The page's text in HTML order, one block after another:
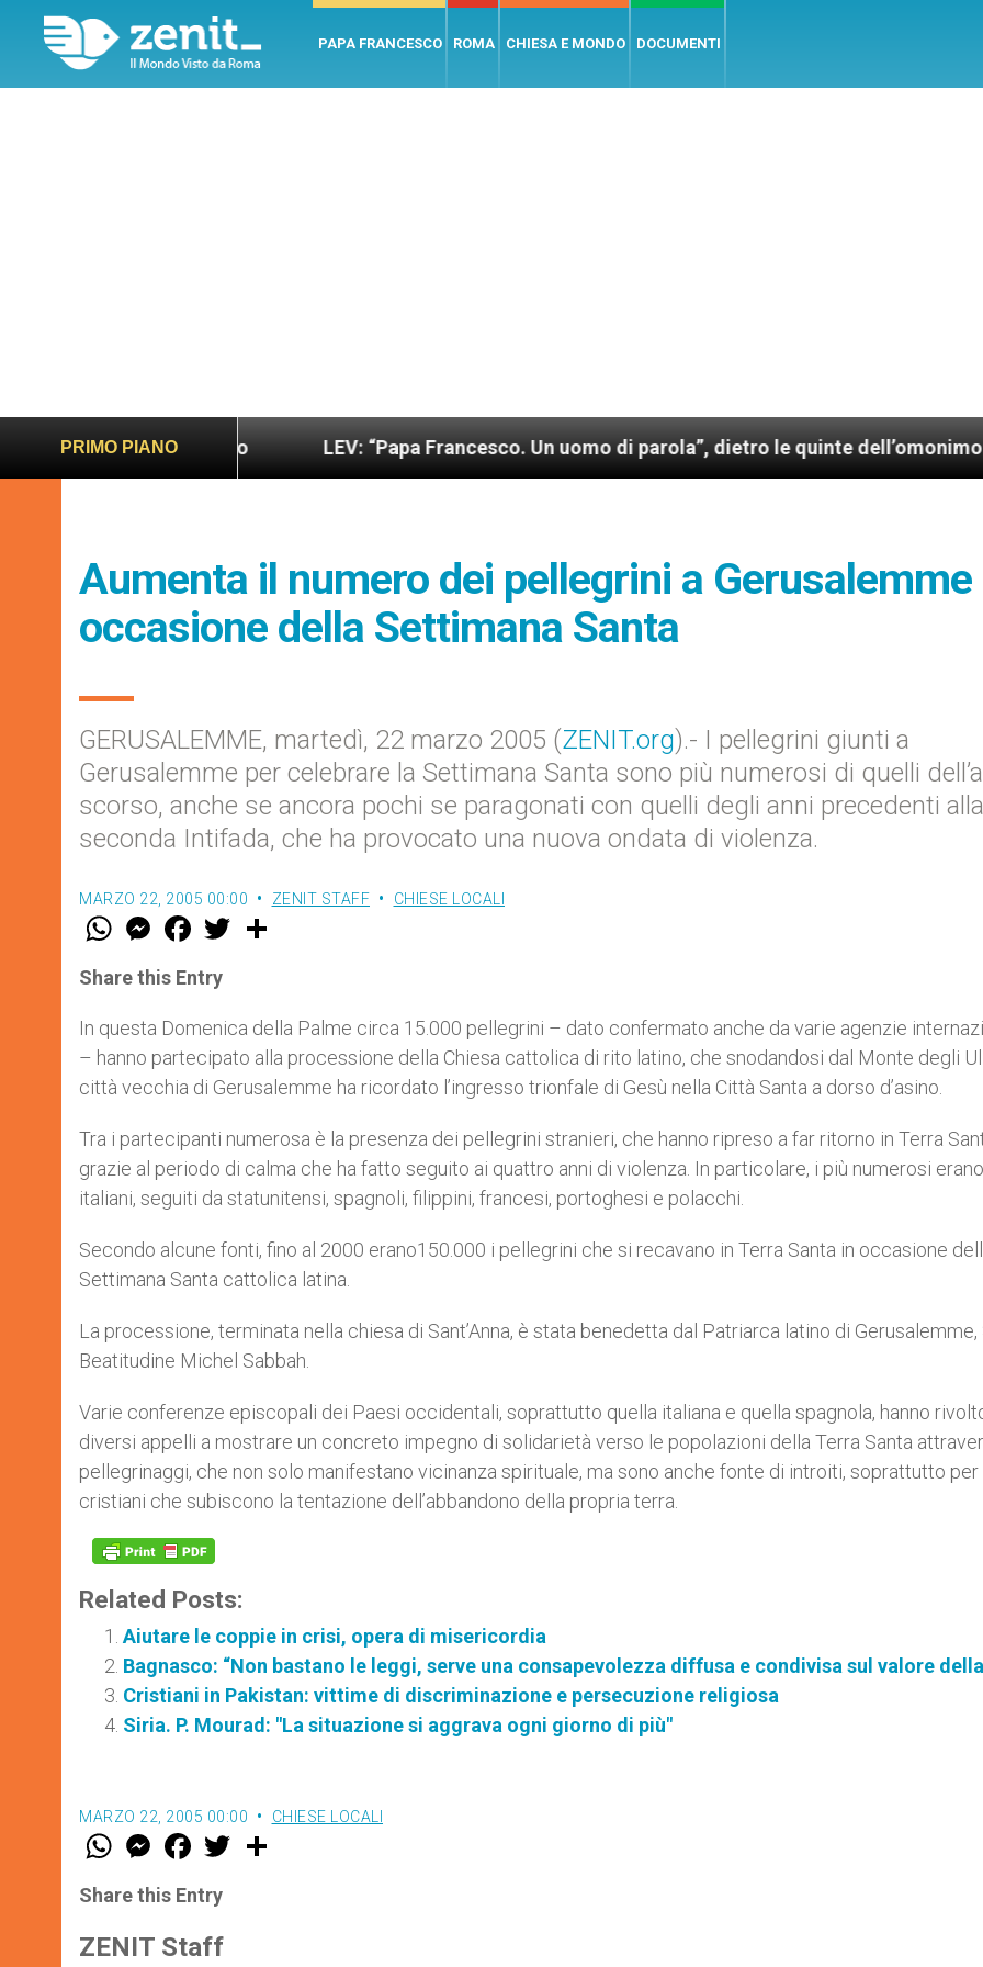
PAPA FRANCESCO ROMA CHIESA E MONDO DOCUMENTI
PRIMO PIANO
sano e giusto LEV: “Papa Francesco. Un uomo di parola”, dietro le quinte dell’omonimo film di
Aumenta il numero dei pellegrini a Gerusalemme
occasione della Settimana Santa
GERUSALEMME, martedì, 22 marzo 2005 (ZENIT.org).- I pellegrini giunti a
Gerusalemme per celebrare la Settimana Santa sono più numerosi di quelli
scorso, anche se ancora pochi se paragonati con quelli degli anni precedenti alla
seconda Intifada, che ha provocato una nuova ondata di violenza.
MARZO 22, 2005 00:00 ZENIT STAFF CHIESE LOCALI
W
t
s
p
p
M
e
s
e
g
e
r
F
a
e
b
o
k
w
r
Share this Entry
In questa Domenica della Palme circa 15.000 pellegrini – dato confermato anche da varie agenzie
– hanno partecipato alla processione della Chiesa cattolica di rito latino, che snodandosi dal Monte degli
città vecchia di Gerusalemme ha ricordato l’ingresso trionfale di Gesù nella Città Santa a dorso d’asino.
Tra i partecipanti numerosa è la presenza dei pellegrini stranieri, che hanno ripreso a far ritorno in Terra
grazie al periodo di calma che ha fatto seguito ai quattro anni di violenza. In particolare, i più numerosi
italiani, seguiti da statunitensi, spagnoli, filippini, francesi, portoghesi e polacchi.
Secondo alcune fonti, fino al 2000 erano150.000 i pellegrini che si recavano in Terra Santa in occasione
Settimana Santa cattolica latina.
La processione, terminata nella chiesa di Sant’Anna, è stata benedetta dal Patriarca latino di Gerusalemme,
Beatitudine Michel Sabbah.
Varie conferenze episcopali dei Paesi occidentali, soprattutto quella italiana e quella spagnola, hanno
diversi appelli a mostrare un concreto impegno di solidarietà verso le popolazioni della Terra Santa
pellegrinaggi, che non solo manifestano vicinanza spirituale, ma sono anche fonte di introiti, soprattutto per
cristiani che subiscono la tentazione dell’abbandono della propria terra.
Related Posts:
Aiutare le coppie in crisi, opera di misericordia
Bagnasco: “Non bastano le leggi, serve una consapevolezza diffusa e condivisa sul valore
Cristiani in Pakistan: vittime di discriminazione e persecuzione religiosa
Siria. P. Mourad: "La situazione si aggrava ogni giorno di più"
MARZO 22, 2005 00:00 CHIESE LOCALI
W
t
s
p
p
M
e
s
e
g
e
F
a
e
b
o
k
w
Share this Entry
ZENIT Staff